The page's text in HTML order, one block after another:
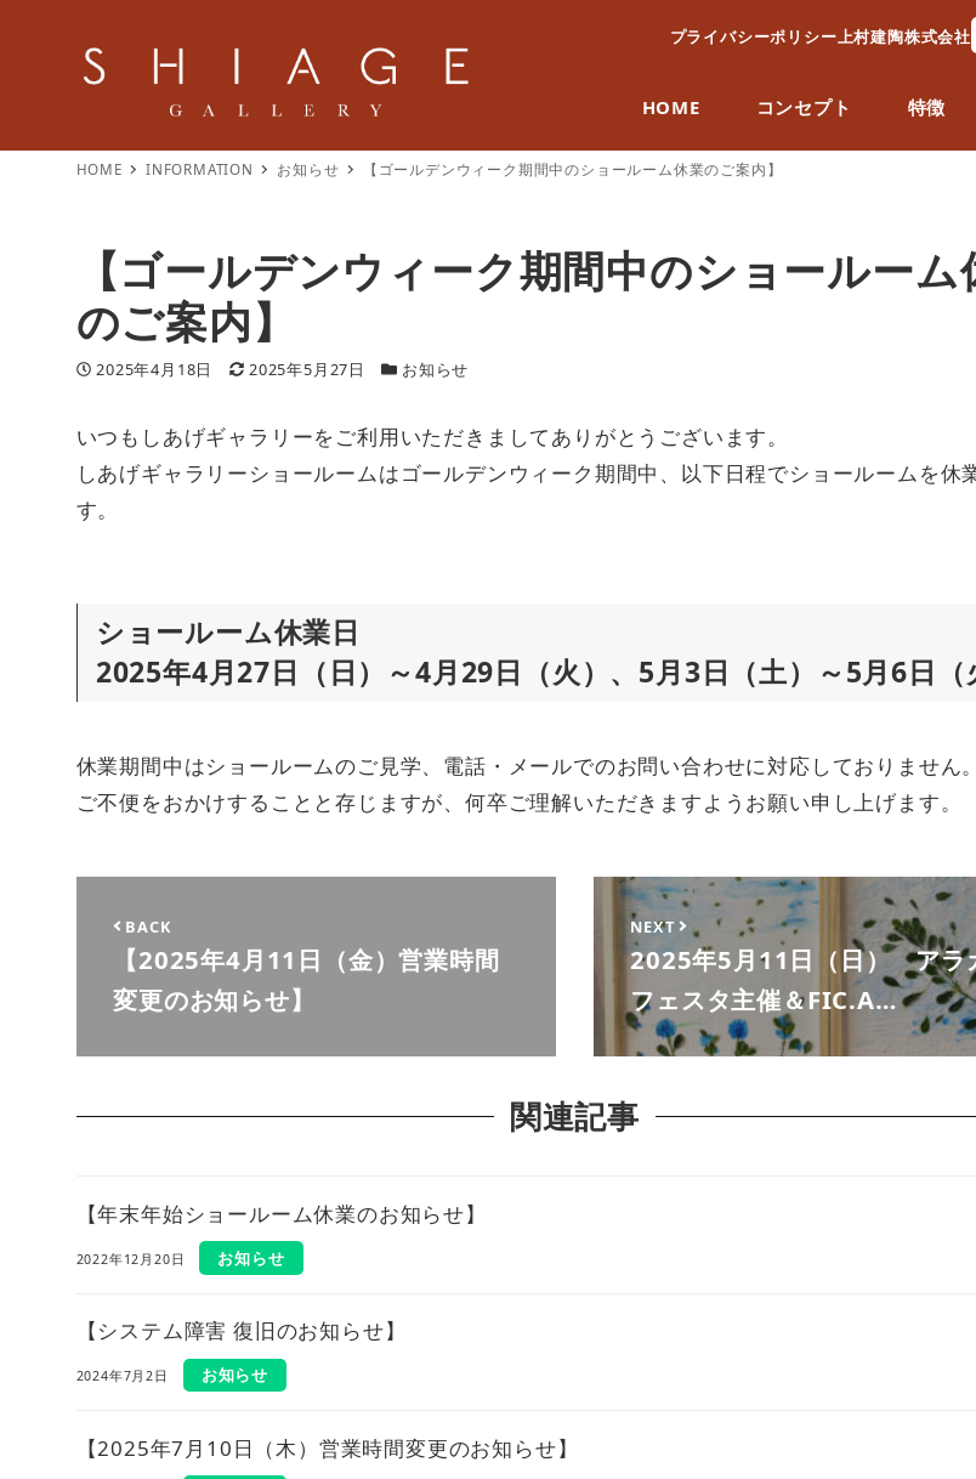
プライバシーポリシー 上村建陶株式会社
HOME コンセプト 特徴
HOME INFORMATION お知らせ 【ゴールデンウィーク期間中のショールーム休業のご案内】
【ゴールデンウィーク期間中のショールーム
のご案内】
投稿日
2025年4月18日 更新日
2025年5月27日 カテゴリー
お知らせ
いつもしあげギャラリーをご利用いただきましてありがとうございます。
しあげギャラリーショールームはゴールデンウィーク期間中、以下日程でショールームを休
す。
ショールーム休業日
2025年4月27日（日）～4月29日（火）、5月3日（土）～5月6日（
休業期間中はショールームのご見学、電話・メールでのお問い合わせに対応しておりません。
ご不便をおかけすることと存じますが、何卒ご理解いただきますようお願い申し上げます。
BACK
【2025年4月11日（金）営業時間
変更のお知らせ】
NEXT
2025年5月11日（日） アラ
フェスタ主催＆FIC.A…
関連記事
【年末年始ショールーム休業のお知らせ】
2022年12月20日 お知らせ
【システム障害 復旧のお知らせ】
2024年7月2日 お知らせ
【2025年7月10日（木）営業時間変更のお知らせ】